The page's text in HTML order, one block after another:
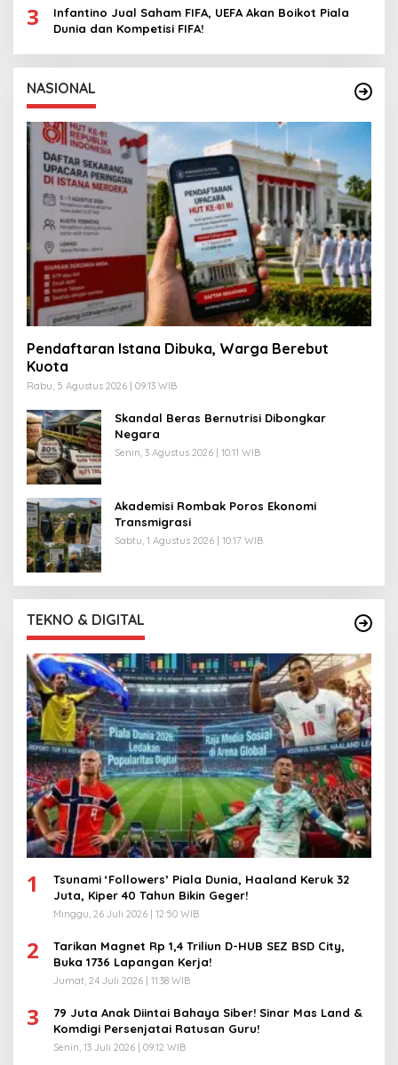
3
Infantino Jual Saham FIFA, UEFA Akan Boikot Piala
Dunia dan Kompetisi FIFA!
NASIONAL
Pendaftaran Istana Dibuka, Warga Berebut
Kuota
Rabu, 5 Agustus 2026 | 09:13 WIB
Skandal Beras Bernutrisi Dibongkar
Negara
Senin, 3 Agustus 2026 | 10:11 WIB
Akademisi Rombak Poros Ekonomi
Transmigrasi
Sabtu, 1 Agustus 2026 | 10:17 WIB
TEKNO & DIGITAL
1
Tsunami ‘Followers’ Piala Dunia, Haaland Keruk 32
Juta, Kiper 40 Tahun Bikin Geger!
Minggu, 26 Juli 2026 | 12:50 WIB
2
Tarikan Magnet Rp 1,4 Triliun D-HUB SEZ BSD City,
Buka 1736 Lapangan Kerja!
Jumat, 24 Juli 2026 | 11:38 WIB
3
79 Juta Anak Diintai Bahaya Siber! Sinar Mas Land &
Komdigi Persenjatai Ratusan Guru!
Senin, 13 Juli 2026 | 09:12 WIB